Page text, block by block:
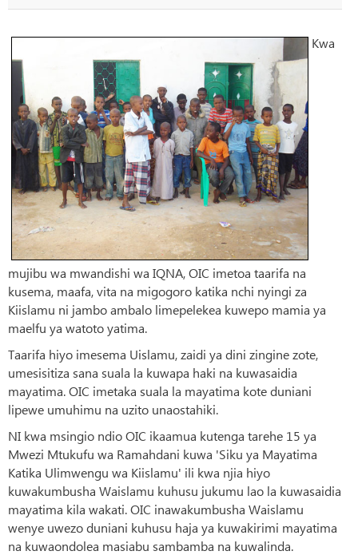
Kwa
mujibu wa mwandishi wa IQNA, OIC imetoa taarifa na
kusema, maafa, vita na migogoro katika nchi nyingi za
Kiislamu ni jambo ambalo limepelekea kuwepo mamia ya
maelfu ya watoto yatima.
Taarifa hiyo imesema Uislamu, zaidi ya dini zingine zote,
umesisitiza sana suala la kuwapa haki na kuwasaidia
mayatima. OIC imetaka suala la mayatima kote duniani
lipewe umuhimu na uzito unaostahiki.
NI kwa msingio ndio OIC ikaamua kutenga tarehe 15 ya
Mwezi Mtukufu wa Ramahdani kuwa 'Siku ya Mayatima
Katika Ulimwengu wa Kiislamu' ili kwa njia hiyo
kuwakumbusha Waislamu kuhusu jukumu lao la kuwasaidia
mayatima kila wakati. OIC inawakumbusha Waislamu
wenye uwezo duniani kuhusu haja ya kuwakirimi mayatima
na kuwaondolea masiabu sambamba na kuwalinda.